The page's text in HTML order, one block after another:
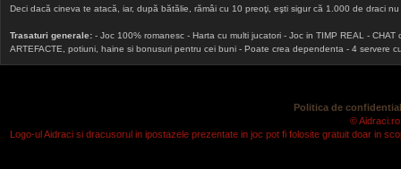
Deci dacă cineva te atacă, iar, după bătălie, rămâi cu 10 preoţi, eşti sigur că 1.000 de draci
Trasaturi generale: - Joc 100% romanesc - Harta cu multi jucatori - Joc in TIMP REAL -
ARTEFACTE, potiuni, haine si bonusuri pentru cei buni - Poate crea dependenta - 4 servere
Politica de
©
Logo-ul Aidraci si dracusorul in ipostazele prezentate in joc pot fi folosite gratuit doar in